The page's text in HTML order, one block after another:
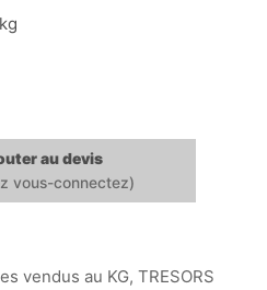
au devis
vendus au KG, TRESORS